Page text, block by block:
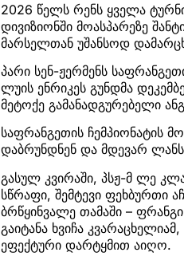
2026 წელს რენს ყველა
დივიზიონში მოასპარეზე
მარსელთან უშანსოდ
პარი სენ-ჟერმენს
ლუის ენრიკეს გუნდმა
მეტოქე გამანადგურებელი
საფრანგეთის ჩემპიონატის
დაბრუნდნენ და მდევარ
გასულ კვირაში, პსჟ-მ ლე
სწრაფი, შემტევი ფეხბურთი
ბრწყინვალე თამაში –
გაიტანა ხვიჩა
ეფექტური დარტყმით აიღო.